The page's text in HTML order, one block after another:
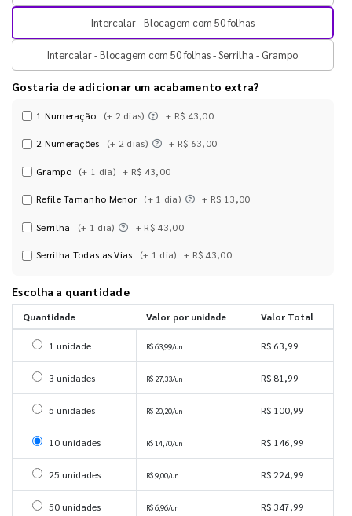
Intercalar - Blocagem com 50 folhas
Intercalar - Blocagem com 50 folhas - Serrilha - Grampo
Gostaria de adicionar um acabamento extra?
1 Numeração (+ 2 dias) + R$ 43,00
2 Numerações (+ 2 dias) + R$ 63,00
Grampo (+ 1 dia) + R$ 43,00
Refile Tamanho Menor (+ 1 dia) + R$ 13,00
Serrilha (+ 1 dia) + R$ 43,00
Serrilha Todas as Vias (+ 1 dia) + R$ 43,00
Escolha a quantidade
Quantidade Valor por unidade Valor Total
Selecionar 1 unidade
1 unidade R$ 63,99/un R$ 63,99
Selecionar 3 unidades
3 unidades R$ 27,33/un R$ 81,99
Selecionar 5 unidades
5 unidades R$ 20,20/un R$ 100,99
Selecionar 10 unidades
10 unidades R$ 14,70/un R$ 146,99
Selecionar 25 unidades
25 unidades R$ 9,00/un R$ 224,99
Selecionar 50 unidades
50 unidades R$ 6,96/un R$ 347,99